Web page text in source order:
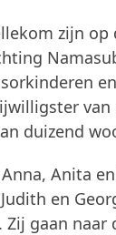
zijn
duizend
Anita
en
Zij gaan naar